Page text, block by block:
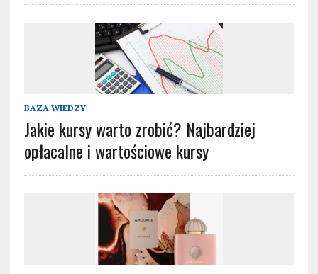
BAZA WIEDZY
Jakie kursy warto zrobić? Najbardziej
opłacalne i wartościowe kursy